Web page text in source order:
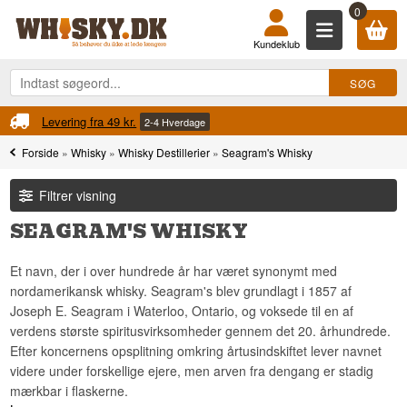
0
Kundeklub
Levering fra 49 kr. 2-4 Hverdage
Forside »Whisky »Whisky Destillerier »Seagram's Whisky
Filtrer visning
SEAGRAM'S WHISKY
Et navn, der i over hundrede år har været synonymt med
nordamerikansk whisky. Seagram's blev grundlagt i 1857 af
Joseph E. Seagram i Waterloo, Ontario, og voksede til en af
verdens største spiritusvirksomheder gennem det 20. århundrede.
Efter koncernens opsplitning omkring årtusindskiftet lever navnet
videre under forskellige ejere, men arven fra dengang er stadig
mærkbar i flaskerne.